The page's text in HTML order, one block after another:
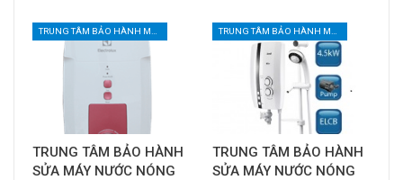
TRUNG TÂM BẢO HÀNH MÁY NƯỚC NÓNG TẠI TPHCM
TRUNG TÂM BẢO HÀNH
SỬA MÁY NƯỚC NÓNG
TRUNG TÂM BẢO HÀNH MÁY NƯỚC NÓNG TẠI TPHCM
TRUNG TÂM BẢO HÀNH
SỬA MÁY NƯỚC NÓNG